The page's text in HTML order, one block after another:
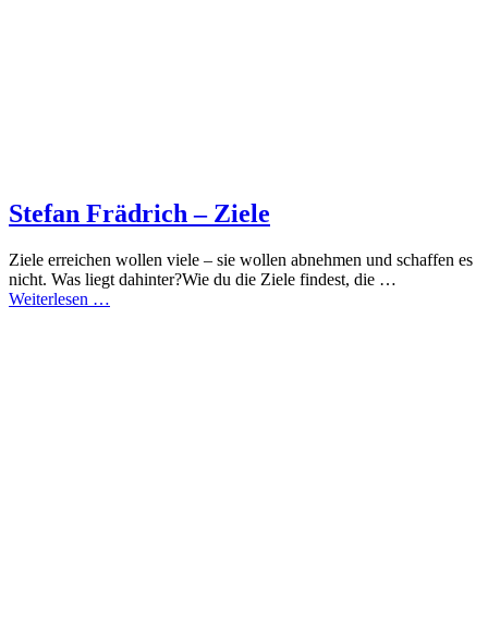
Stefan Frädrich – Ziele
Ziele erreichen wollen viele – sie wollen abnehmen und schaffen es
nicht. Was liegt dahinter?Wie du die Ziele findest, die …
Weiterlesen …